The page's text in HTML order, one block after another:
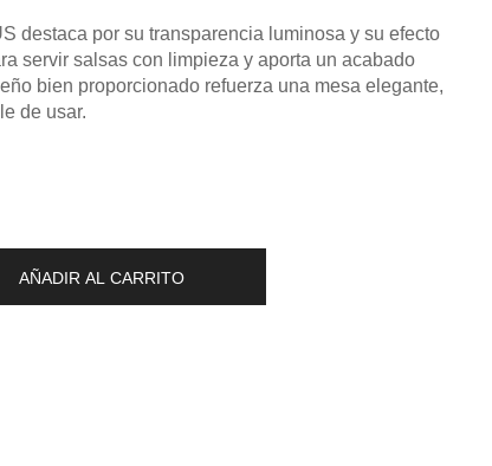
destaca por su transparencia luminosa y su efecto
servir salsas con limpieza y aporta un acabado
bien proporcionado refuerza una mesa elegante,
de usar.
AÑADIR AL CARRITO